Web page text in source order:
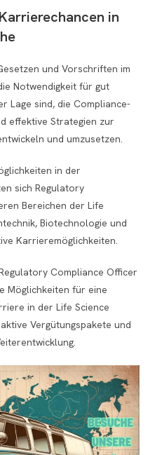
in
und Vorschriften im
Notwendigkeit für gut
Lage sind, die Compliance-
effektive Strategien zur
und umzusetzen.
in der
sich Regulatory
Bereichen der Life
Biotechnologie und
Karrieremöglichkeiten.
Compliance Officer
Möglichkeiten für eine
in der Life Science
Vergütungspakete und